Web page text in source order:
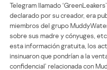
Telegram llamado
declarado por su creador, era
miembros del grupo
sobre sus madre y cónyuges,
esta información gratuita, los
insinuaron que pondrían a la
confidencial’ relacionada con